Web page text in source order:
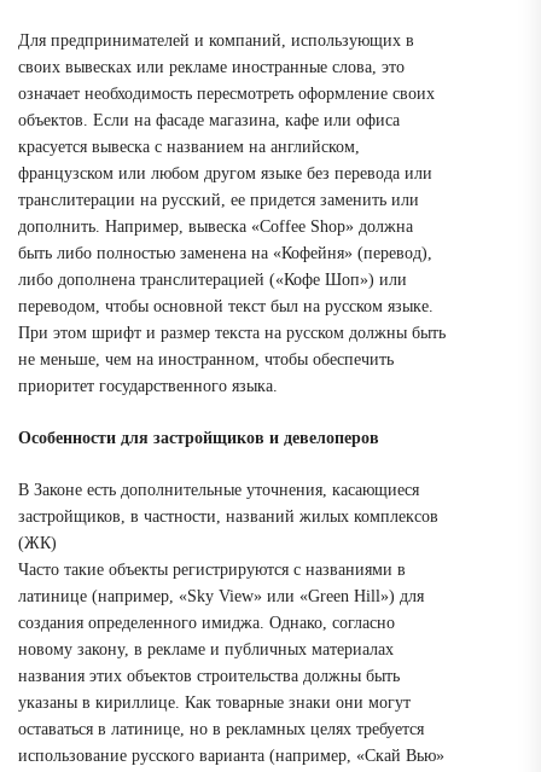
Для предпринимателей и компаний, использующих в
своих вывесках или рекламе иностранные слова, это
означает необходимость пересмотреть оформление своих
объектов. Если на фасаде магазина, кафе или офиса
красуется вывеска с названием на английском,
французском или любом другом языке без перевода или
транслитерации на русский, ее придется заменить или
дополнить. Например, вывеска «Coffee Shop» должна
быть либо полностью заменена на «Кофейня» (перевод),
либо дополнена транслитерацией («Кофе Шоп») или
переводом, чтобы основной текст был на русском языке.
При этом шрифт и размер текста на русском должны быть
не меньше, чем на иностранном, чтобы обеспечить
приоритет государственного языка.
Особенности для застройщиков и девелоперов
В Законе есть дополнительные уточнения, касающиеся
застройщиков, в частности, названий жилых комплексов
(ЖК)
Часто такие объекты регистрируются с названиями в
латинице (например, «Sky View» или «Green Hill») для
создания определенного имиджа. Однако, согласно
новому закону, в рекламе и публичных материалах
названия этих объектов строительства должны быть
указаны в кириллице. Как товарные знаки они могут
оставаться в латинице, но в рекламных целях требуется
использование русского варианта (например, «Скай Вью»